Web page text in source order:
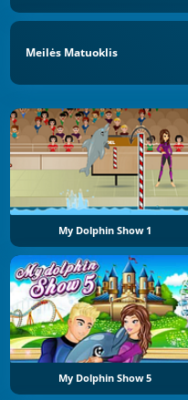
Meilės Matuoklis
My Dolphin Show 1
My Dolphin Show 5